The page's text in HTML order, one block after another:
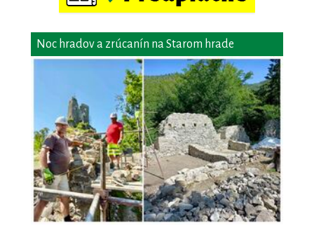
Noc hradov a zrúcanín na Starom hrade